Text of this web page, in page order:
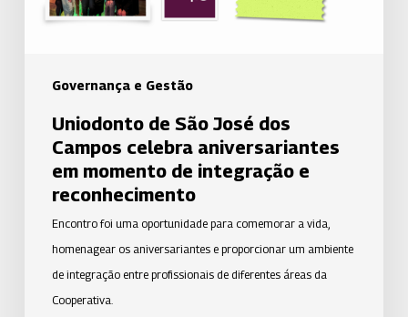
Governança e Gestão
em
reconhecimento
Uniodonto de São José dos
Campos celebra aniversariantes
em momento de integração e
reconhecimento
Encontro foi uma oportunidade para comemorar a vida,
homenagear os aniversariantes e proporcionar um ambiente
de integração entre profissionais de diferentes áreas da
Cooperativa.